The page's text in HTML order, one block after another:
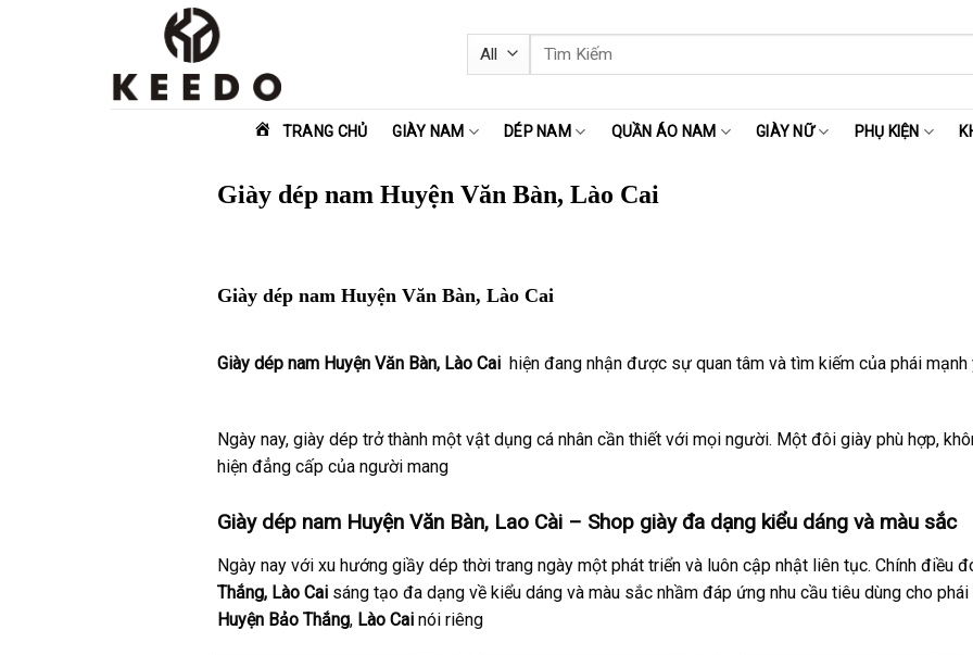
Tìm
kiếm:
TRANG CHỦ GIÀY NAM DÉP NAM QUẦN ÁO NAM GIÀY NỮ PHỤ KIỆN
Giày dép nam Huyện Văn Bàn, Lào Cai
Giày dép nam Huyện Văn Bàn, Lào Cai
Giày dép nam Huyện Văn Bàn, Lào Cai hiện đang nhận được sự quan tâm và tìm kiếm của phái
Ngày nay, giày dép trở thành một vật dụng cá nhân cần thiết với mọi người. Một đôi giày phù hợp,
hiện đẳng cấp của người mang
Giày dép nam Huyện Văn Bàn, Lao Cài– Shop giày đa dạng kiểu dáng và màu sắc
Ngày nay với xu hướng giầy dép thời trang ngày một phát triển và luôn cập nhật liên tục. Chính điều
Thắng, Lào Caisáng tạo đa dạng về kiểu dáng và màu sắc nhầm đáp ứng nhu cầu tiêu dùng cho
Huyện Bảo Thắng, Lào Cai nói riêng